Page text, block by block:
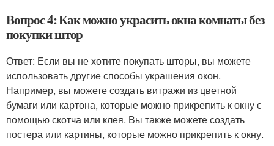
Вопрос 4: Как можно украсить окна комнаты без
покупки штор
Ответ: Если вы не хотите покупать шторы, вы можете
использовать другие способы украшения окон.
Например, вы можете создать витражи из цветной
бумаги или картона, которые можно прикрепить к окну с
помощью скотча или клея. Вы также можете создать
постера или картины, которые можно прикрепить к окну.